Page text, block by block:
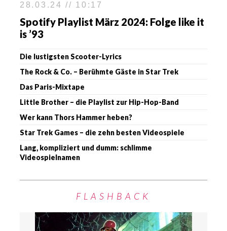
28.03.24 // 10:17
Spotify Playlist März 2024: Folge like it
is ’93
Die lustigsten Scooter-Lyrics
The Rock & Co. – Berühmte Gäste in Star Trek
Das Paris-Mixtape
Little Brother – die Playlist zur Hip-Hop-Band
Wer kann Thors Hammer heben?
Star Trek Games – die zehn besten Videospiele
Lang, kompliziert und dumm: schlimme
Videospielnamen
FLASHBACK